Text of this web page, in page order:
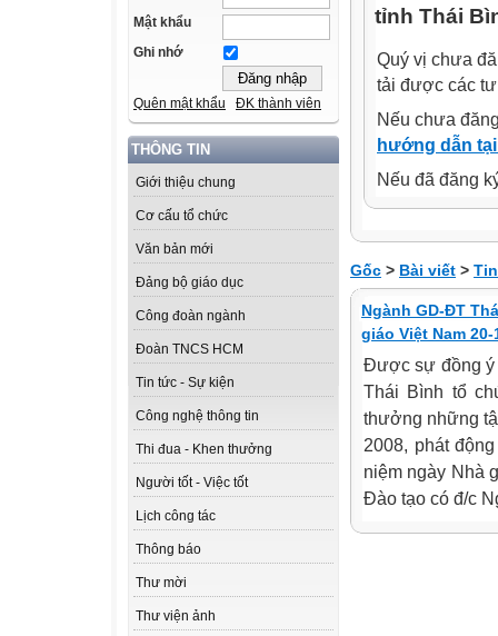
Mật khẩu
Ghi nhớ
Quên mật khẩu ĐK thành viên
THÔNG TIN
Giới thiệu chung
Cơ cấu tổ chức
Văn bản mới
Đảng bộ giáo dục
Công đoàn ngành
Đoàn TNCS HCM
Tin tức - Sự kiện
Công nghệ thông tin
Thi đua - Khen thưởng
Người tốt - Việc tốt
Lịch công tác
Thông báo
Thư mời
Thư viện ảnh
tỉnh Thái
Quý vị chưa
tải được các
Nếu chưa
hướng dẫn
Nếu đã đăng
Gốc > Bài viết >
Ngành GD-ĐT
giáo Việt Nam 20-
Được sự đồng ý
Thái Bình tổ
thưởng những
2008, phát
niệm ngày Nhà
Đào tạo có đ/c